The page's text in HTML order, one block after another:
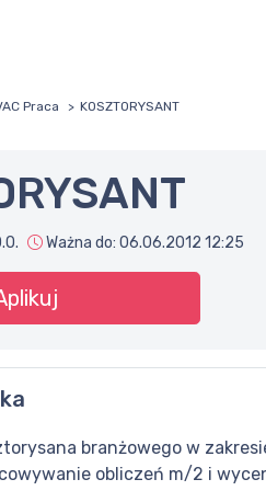
Praca KOSZTORYSANT
Ważna do: 06.06.2012 12:25
branżowego w
obliczeń m/2 i